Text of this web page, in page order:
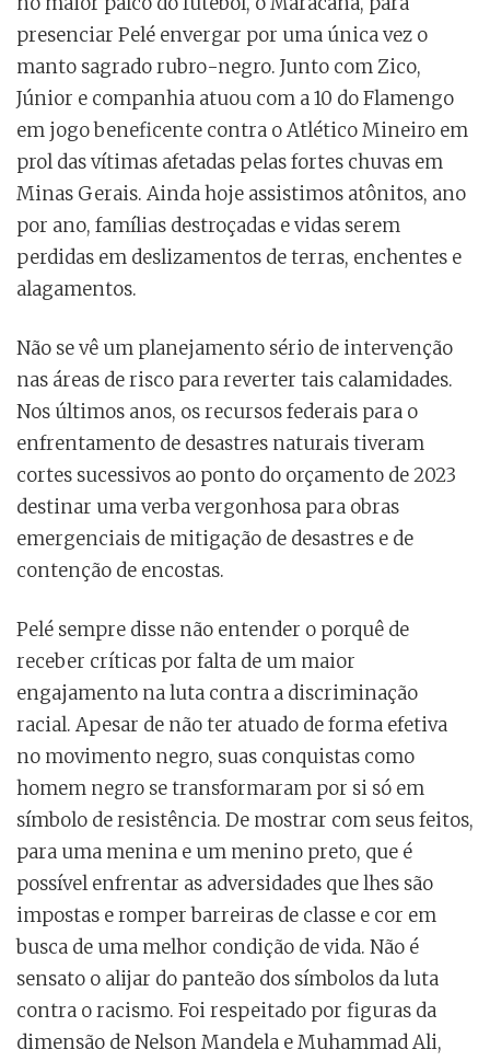
presenciar Pelé envergar por uma única vez o
manto sagrado rubro-negro. Junto com Zico,
Júnior e companhia atuou com a 10 do Flamengo
em jogo beneficente contra o Atlético Mineiro em
prol das vítimas afetadas pelas fortes chuvas em
Minas Gerais. Ainda hoje assistimos atônitos, ano
por ano, famílias destroçadas e vidas serem
perdidas em deslizamentos de terras, enchentes e
alagamentos.
Não se vê um planejamento sério de intervenção
nas áreas de risco para reverter tais calamidades.
Nos últimos anos, os recursos federais para o
enfrentamento de desastres naturais tiveram
cortes sucessivos ao ponto do orçamento de 2023
destinar uma verba vergonhosa para obras
emergenciais de mitigação de desastres e de
contenção de encostas.
Pelé sempre disse não entender o porquê de
receber críticas por falta de um maior
engajamento na luta contra a discriminação
racial. Apesar de não ter atuado de forma efetiva
no movimento negro, suas conquistas como
homem negro se transformaram por si só em
símbolo de resistência. De mostrar com seus feitos,
para uma menina e um menino preto, que é
possível enfrentar as adversidades que lhes são
impostas e romper barreiras de classe e cor em
busca de uma melhor condição de vida. Não é
sensato o alijar do panteão dos símbolos da luta
contra o racismo. Foi respeitado por figuras da
dimensão de Nelson Mandela e Muhammad Ali,